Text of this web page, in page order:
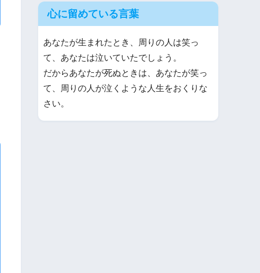
心に留めている言葉
あなたが生まれたとき、周りの人は笑っ
て、あなたは泣いていたでしょう。
だからあなたが死ぬときは、あなたが笑っ
て、周りの人が泣くような人生をおくりな
さい。